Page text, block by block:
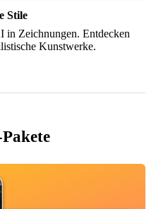
Stile
in Zeichnungen. Entdecken
Kunstwerke.